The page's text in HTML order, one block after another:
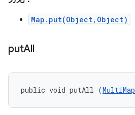
Map.put(Object,Object)
putAll
public void putAll (MultiMap